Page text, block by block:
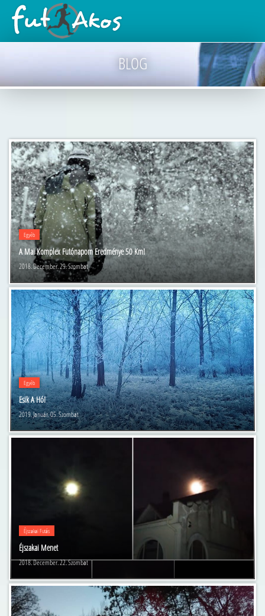
BLOG
Egyéb
A Mai Komplex Futónapom Eredménye 50 Km!
2018. December. 29. Szombat
Egyéb
Esik A Hó!
2019. Január. 05. Szombat
Éjszakai Futás
Éjszakai Menet
2018. December. 22. Szombat